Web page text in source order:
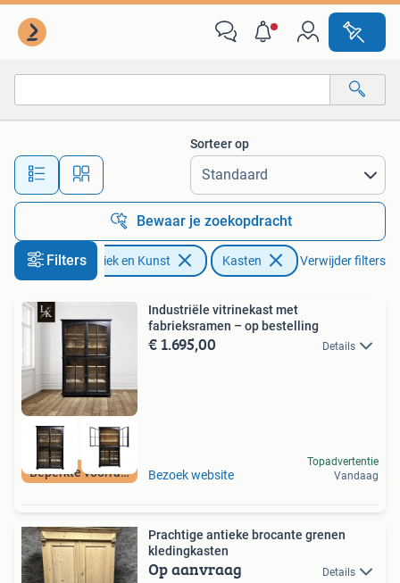
Alle afstanden…
Sorteer op
Bewaar je zoekopdracht
FiltersAntiek en Kunst Kasten Verwijder filters
Beperkte voorraad
Industriële vitrinekast met
fabrieksramen – op bestelling
€ 1.695,00 Details
Bezoek website
Topadvertentie
Vandaag
Prachtige antieke brocante grenen
kledingkasten
Op aanvraag Details